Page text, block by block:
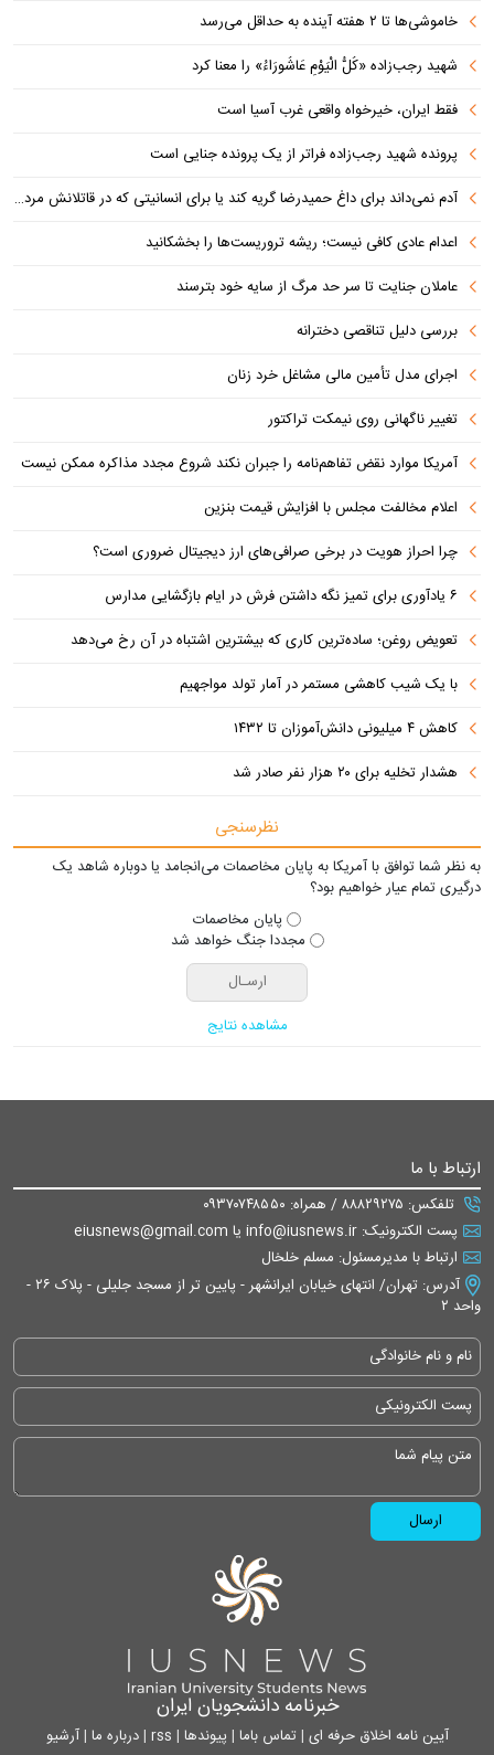
خاموشی‌ها تا ۲ هفته آینده به حداقل می‌رسد
شهید رجب‌زاده «کُلُّ الْیَوْمِ عَاشُورَاءُ» را معنا کرد
فقط ایران، خیرخواه واقعی غرب آسیا است
پرونده شهید رجب‌زاده فراتر از یک پرونده جنایی است
آدم نمی‌داند برای داغ حمیدرضا گریه کند یا برای انسانیتی که در قاتلانش مرده است
اعدام عادی کافی نیست؛ ریشه تروریست‌ها را بخشکانید
عاملان جنایت تا سر حد مرگ از سایه خود بترسند
بررسی دلیل تناقصی دخترانه
اجرای مدل تأمین مالی مشاغل خرد زنان
تغییر ناگهانی روی نیمکت تراکتور
آمریکا موارد نقض تفاهم‌نامه را جبران نکند شروع مجدد مذاکره ممکن نیست
اعلام مخالفت مجلس با افزایش قیمت بنزین
چرا احراز هویت در برخی صرافی‌های ارز دیجیتال ضروری است؟
۶ یادآوری برای تمیز نگه داشتن فرش در ایام بازگشایی مدارس
تعویض روغن؛ ساده‌ترین کاری که بیشترین اشتباه در آن رخ می‌دهد
با یک شیب کاهشی مستمر در آمار تولد مواجهیم
کاهش ۴ میلیونی دانش‌آموزان تا ۱۴۳۲
هشدار تخلیه برای ۲۰ هزار نفر صادر شد
نظرسنجی
به نظر شما توافق با آمریکا به پایان مخاصمات می‌انجامد یا دوباره شاهد یک
درگیری تمام عیار خواهیم بود؟
پایان مخاصمات
مجددا جنگ خواهد شد
مشاهده نتایج
ارتباط با ما
تلفکس: ۸۸۸۲۹۲۷۵ / همراه: ۰۹۳۷۰۷۴۸۵۵۰
پست الکترونیک: info@iusnews.ir یا eiusnews@gmail.com
ارتباط با مدیرمسئول: مسلم خلخال
آدرس: تهران/ انتهای خیابان ایرانشهر - پایین تر از مسجد جلیلی - پلاک ۲۶ -
واحد ۲
خبرنامه دانشجویان ایران
آیین نامه اخلاق حرفه ای | تماس باما | پیوندها |
rss
|درباره ما |آرشیو